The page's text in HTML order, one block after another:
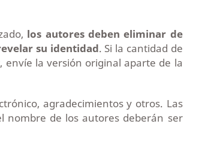
los autores deben eliminar de
su identidad. Si la cantidad de
la versión original aparte de la
agradecimientos y otros. Las
nombre de los autores deberán ser